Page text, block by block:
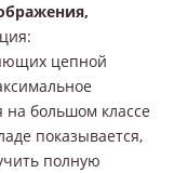
цепной
на большом классе
показывается,
полную